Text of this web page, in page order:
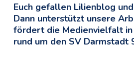
Euch gefallen Lilienblog
Dann unterstützt unsere
fördert die Medienvielfalt in
rund um den SV Darmstadt